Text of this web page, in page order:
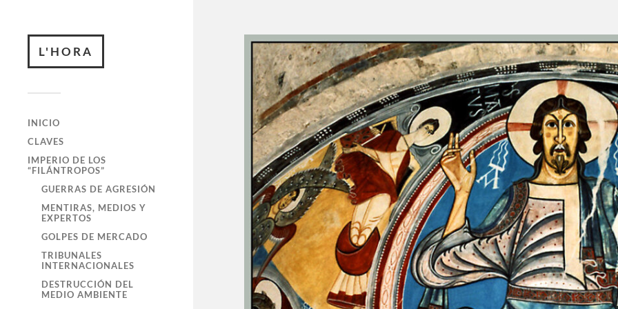
L'HORA
INICIO
CLAVES
IMPERIO DE LOS
“FILÁNTROPOS”
GUERRAS DE AGRESIÓN
MENTIRAS, MEDIOS Y
EXPERTOS
GOLPES DE MERCADO
TRIBUNALES
INTERNACIONALES
DESTRUCCIÓN DEL
MEDIO AMBIENTE